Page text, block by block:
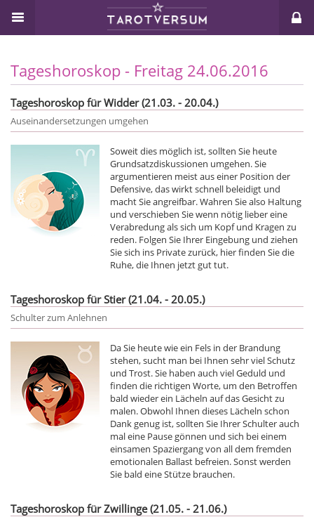
Tageshoroskop - Freitag 24.06.2016
Tageshoroskop für Widder (21.03. - 20.04.)
Auseinandersetzungen umgehen
Soweit dies möglich ist, sollten Sie heute
Grundsatzdiskussionen umgehen. Sie
argumentieren meist aus einer Position der
Defensive, das wirkt schnell beleidigt und
macht Sie angreifbar. Wahren Sie also Haltung
und verschieben Sie wenn nötig lieber eine
Verabredung als sich um Kopf und Kragen zu
reden. Folgen Sie Ihrer Eingebung und ziehen
Sie sich ins Private zurück, hier finden Sie die
Ruhe, die Ihnen jetzt gut tut.
Tageshoroskop für Stier (21.04. - 20.05.)
Schulter zum Anlehnen
Da Sie heute wie ein Fels in der Brandung
stehen, sucht man bei Ihnen sehr viel Schutz
und Trost. Sie haben auch viel Geduld und
finden die richtigen Worte, um den Betroffen
bald wieder ein Lächeln auf das Gesicht zu
malen. Obwohl Ihnen dieses Lächeln schon
Dank genug ist, sollten Sie Ihrer Schulter auch
mal eine Pause gönnen und sich bei einem
einsamen Spaziergang von all dem fremden
emotionalen Ballast befreien. Sonst werden
Sie bald eine Stütze brauchen.
Tageshoroskop für Zwillinge (21.05. - 21.06.)